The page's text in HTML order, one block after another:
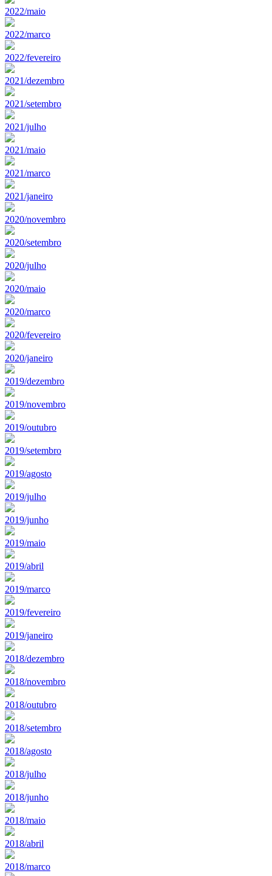
2022/maio
2022/marco
2022/fevereiro
2021/dezembro
2021/setembro
2021/julho
2021/maio
2021/marco
2021/janeiro
2020/novembro
2020/setembro
2020/julho
2020/maio
2020/marco
2020/fevereiro
2020/janeiro
2019/dezembro
2019/novembro
2019/outubro
2019/setembro
2019/agosto
2019/julho
2019/junho
2019/maio
2019/abril
2019/marco
2019/fevereiro
2019/janeiro
2018/dezembro
2018/novembro
2018/outubro
2018/setembro
2018/agosto
2018/julho
2018/junho
2018/maio
2018/abril
2018/marco